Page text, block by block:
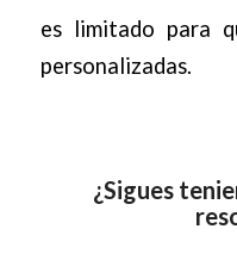
es limitado para
personalizadas.
¿Sigues